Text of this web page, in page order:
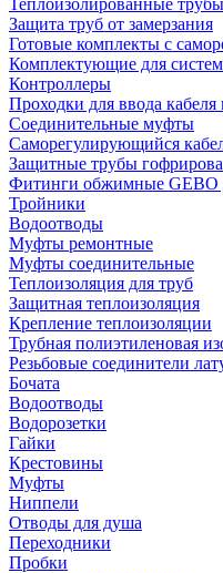
Защита труб от замерзания
Готовые комплекты с
Комплектующие для
Контроллеры
Проходки для ввода кабеля
Соединительные муфты
Саморегулирующийся
Защитные трубы
Фитинги обжимные GEBO
Тройники
Водоотводы
Муфты ремонтные
Муфты соединительные
Теплоизоляция для труб
Защитная теплоизоляция
Крепление теплоизоляции
Трубная полиэтиленовая
Резьбовые соединители
Бочата
Водоотводы
Водорозетки
Гайки
Крестовины
Муфты
Ниппели
Отводы для душа
Переходники
Пробки